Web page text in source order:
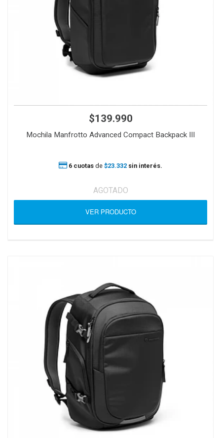
$139.990
Mochila Manfrotto Advanced Compact Backpack III
6 cuotas de $23.332 sin interés.
AGOTADO
VER PRODUCTO